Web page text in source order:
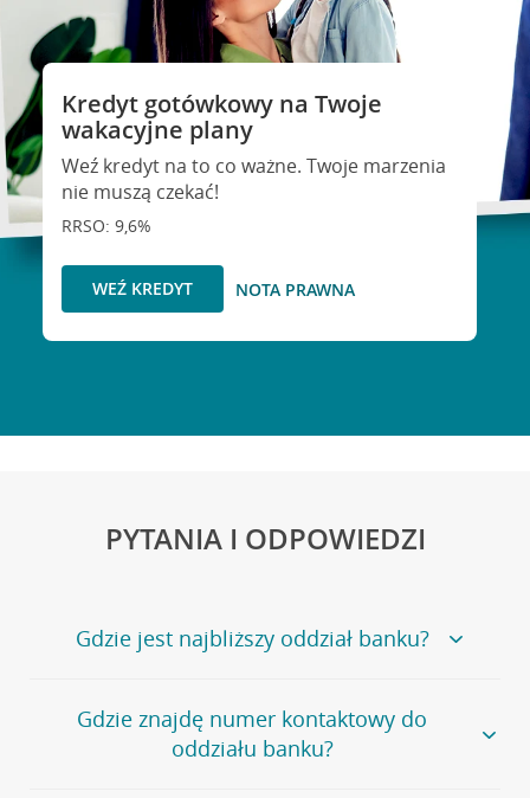
Kredyt gotówkowy na Twoje
wakacyjne plany
Weź kredyt na to co ważne. Twoje marzenia
nie muszą czekać!
RRSO: 9,6%
WEŹ KREDYT NOTA PRAWNA
PYTANIA I ODPOWIEDZI
Gdzie jest najbliższy oddział banku?
Jeśli szukasz oddziału naszego banku, zapraszamy na
stronęPlacówki i bankomaty, na której znajduje się
wygodna wyszukiwarka.
Gdzie znajdę numer kontaktowy do
oddziału banku?